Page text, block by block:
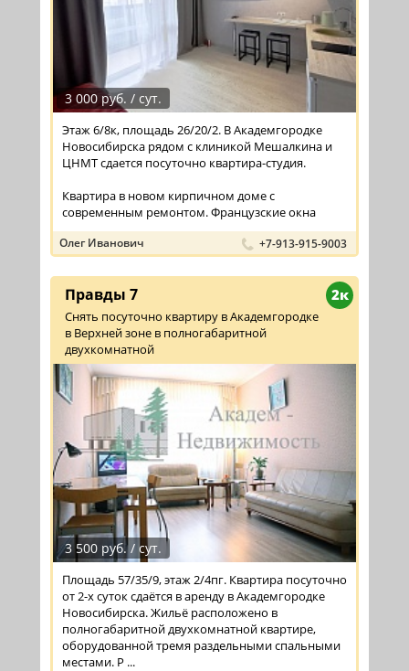
3 000 руб. / сут.
Этаж 6/8к, площадь 26/20/2. В Академгородке
Новосибирска рядом с клиникой Мешалкина и
ЦНМТ сдается посуточно квартира-студия.
Квартира в новом кирпичном доме с
современным ремонтом. Французские окна
выходят ...
Олег Иванович +7-913-915-9003
2к
Правды 7
Снять посуточно квартиру в Академгородке
в Верхней зоне в полногабаритной
двухкомнатной
3 500 руб. / сут.
Площадь 57/35/9, этаж 2/4пг. Квартира посуточно
от 2-х суток сдаётся в аренду в Академгородке
Новосибирска. Жильё расположено в
полногабаритной двухкомнатной квартире,
оборудованной тремя раздельными спальными
местами. Р ...